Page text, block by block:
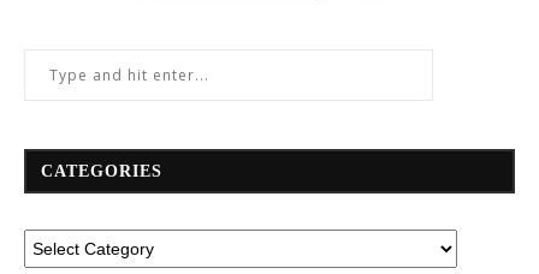
CATEGORIES